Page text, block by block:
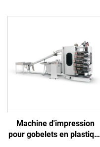
Machine d'impression
pour gobelets en plastique